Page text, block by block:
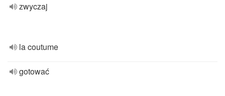
zwyczaj
la coutume
gotować